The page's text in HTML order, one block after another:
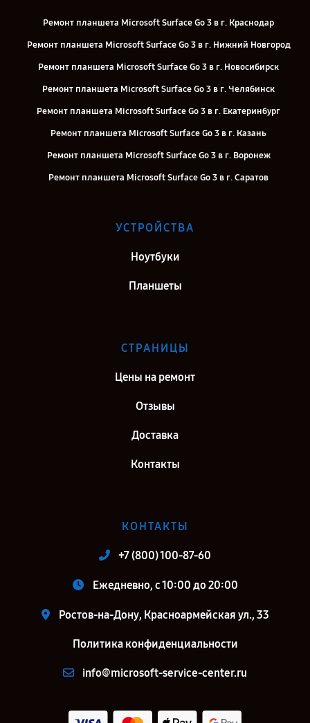
Ремонт планшета Microsoft Surface Go 3 в г. Краснодар
Ремонт планшета Microsoft Surface Go 3 в г. Нижний Новгород
Ремонт планшета Microsoft Surface Go 3 в г. Новосибирск
Ремонт планшета Microsoft Surface Go 3 в г. Челябинск
Ремонт планшета Microsoft Surface Go 3 в г. Екатеринбург
Ремонт планшета Microsoft Surface Go 3 в г. Казань
Ремонт планшета Microsoft Surface Go 3 в г. Воронеж
Ремонт планшета Microsoft Surface Go 3 в г. Саратов
Ремонт планшета Microsoft Surface Go 3 в г. Киров
Ремонт планшета Microsoft Surface Go 3 в г. Санкт-Петербург
УСТРОЙСТВА
Ноутбуки
Планшеты
СТРАНИЦЫ
Цены на ремонт
Отзывы
Доставка
Контакты
КОНТАКТЫ
+7 (800) 100-87-60
Ежедневно, с 10:00 до 20:00
Ростов-на-Дону, Красноармейская ул., 33
Политика конфиденциальности
info@microsoft-service-center.ru